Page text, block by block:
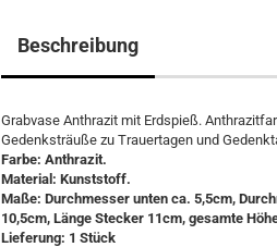
Beschreibung
Grabvase Anthrazit mit Erdspieß.
Gedenksträuße zu Trauertagen und
Farbe: Anthrazit.
Material: Kunststoff.
Maße: Durchmesser unten ca. 5,5cm,
10,5cm, Länge Stecker 11cm, gesamte
Lieferung: 1 Stück